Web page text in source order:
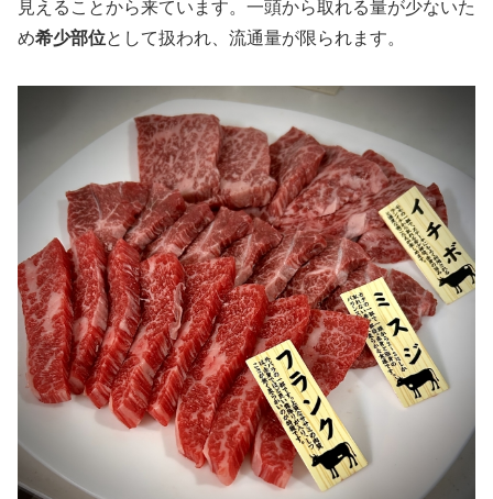
見えることから来ています。一頭から取れる量が少ないた
め希少部位として扱われ、流通量が限られます。